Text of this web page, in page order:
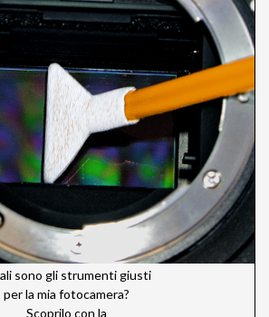
sono gli strumenti giusti
per la mia fotocamera?
Scoprilo con la